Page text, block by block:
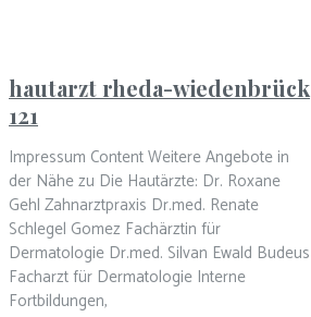
hautarzt rheda-wiedenbrück
121
Impressum Content Weitere Angebote in
der Nähe zu Die Hautärzte: Dr. Roxane
Gehl Zahnarztpraxis Dr.med. Renate
Schlegel Gomez Fachärztin für
Dermatologie Dr.med. Silvan Ewald Budeus
Facharzt für Dermatologie Interne
Fortbildungen,